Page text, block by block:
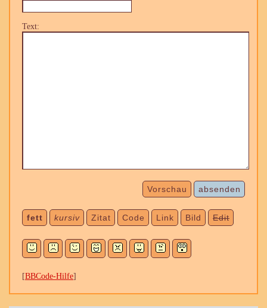
Text:
Vorschau absenden
fett kursiv Zitat Code Link Bild Edit
[BBCode-Hilfe]